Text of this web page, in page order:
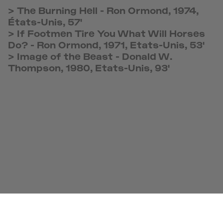
> The Burning Hell - Ron Ormond, 1974,
États-Unis, 57'
> If Footmen Tire You What Will Horses
Do? - Ron Ormond, 1971, Etats-Unis, 53'
> Image of the Beast - Donald W.
Thompson, 1980, Etats-Unis, 93'